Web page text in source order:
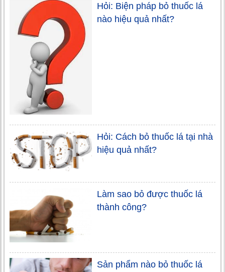
Hỏi: Biện pháp bỏ thuốc lá
nào hiệu quả nhất?
Hỏi: Cách bỏ thuốc lá tại nhà
hiệu quả nhất?
Làm sao bỏ được thuốc lá
thành công?
Sản phẩm nào bỏ thuốc lá